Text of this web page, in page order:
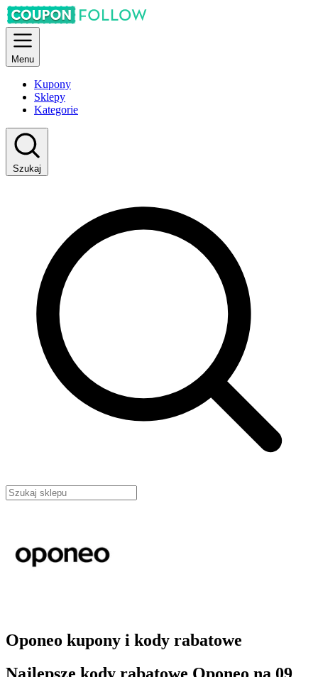
Menu
Kupony
Sklepy
Kategorie
Szukaj
Oponeo kupony i kody rabatowe